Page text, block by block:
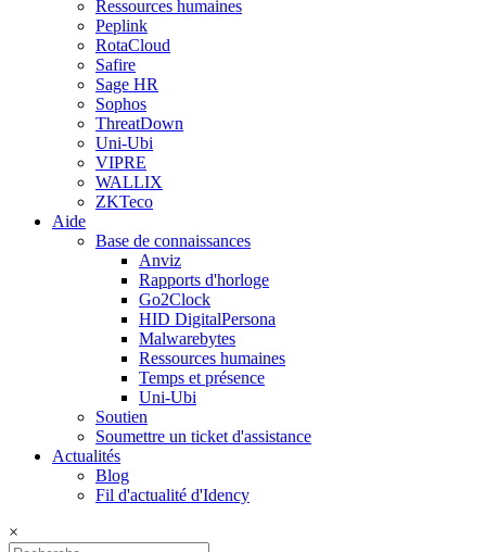
Ressources humaines
Peplink
RotaCloud
Safire
Sage HR
Sophos
ThreatDown
Uni-Ubi
VIPRE
WALLIX
ZKTeco
Aide
Base de connaissances
Anviz
Rapports d'horloge
Go2Clock
HID DigitalPersona
Malwarebytes
Ressources humaines
Temps et présence
Uni-Ubi
Soutien
Soumettre un ticket d'assistance
Actualités
Blog
Fil d'actualité d'Idency
×